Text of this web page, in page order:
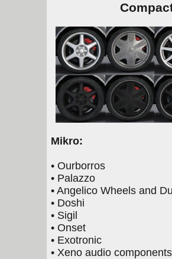
Mikro:
• Ourborros
• Palazzo
• Angelico Wheels and
• Doshi
• Sigil
• Onset
• Exotronic
• Xeno audio components